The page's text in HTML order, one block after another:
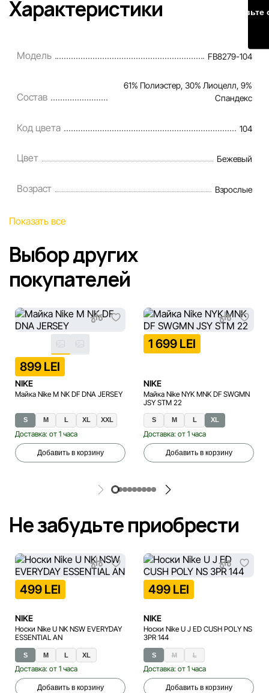
Характеристики
Модель FB8279-104
Состав
61% Полиэстер, 30% Лиоцелл, 9%
Спандекс
Код цвета 104
Цвет Бежевый
Возраст Взрослые
Показать все
Выбор других
покупателей
899 LEI
NIKE
Майка Nike M NK DF DNA JERSEY
S M L XL XXL
Доставка: от 1 часа
Добавить в корзину
1 699 LEI
NIKE
Майка Nike NYK MNK DF SWGMN
JSY STM 22
S M L XL
Доставка: от 1 часа
Добавить в корзину
Не забудьте приобрести
499 LEI
NIKE
Носки Nike U NK NSW EVERYDAY
ESSENTIAL AN
S M L XL
Доставка: от 1 часа
Добавить в корзину
499 LEI
NIKE
Носки Nike U J ED CUSH POLY NS
3PR 144
S M L
Доставка: от 1 часа
Добавить в корзину
Оставьте